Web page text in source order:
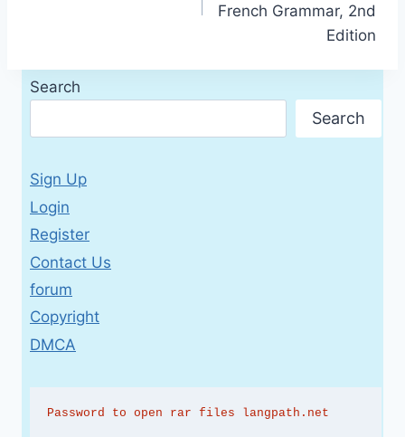
French Grammar, 2nd
Edition
Search
Search
Sign Up
Login
Register
Contact Us
forum
Copyright
DMCA
Password to open rar files langpath.net